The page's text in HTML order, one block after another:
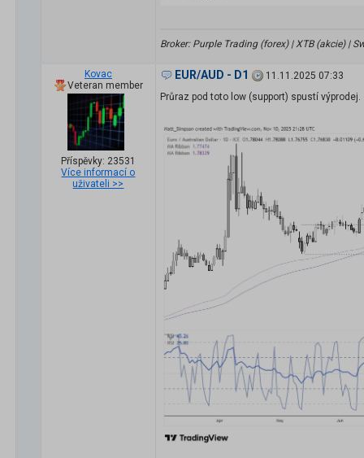
Broker: Purple Trading (forex) | XTB (akcie) |
Kovac
Veteran member
Příspěvky: 23531
Více informací o
uživateli >>
EUR/AUD - D1
11.11.2025 07:33
Průraz pod toto low (support) spustí výprodej.